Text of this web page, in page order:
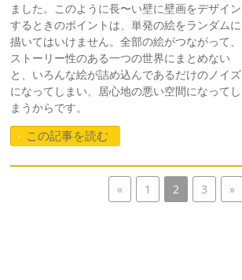
ました。このように長〜い壁に壁画をデザイン
するときのポイントは、単発の絵をランダムに
描いてはいけません。全部の絵がつながって、
ストーリー性のある一つの世界にまとめない
と、いろんな絵が詰め込んであるだけのノイズ
になってしまい、居心地の悪い空間になってし
まうからです。
この記事を読む
« 1 2 3 »